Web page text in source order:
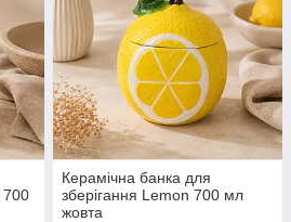
700
Керамічна банка для
зберігання Lemon 700 мл
жовта